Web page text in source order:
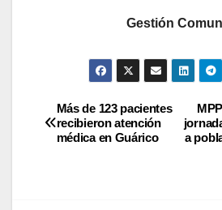
Gestión
a
Más de 123 pacientes
recibieron atención
médica en Guárico